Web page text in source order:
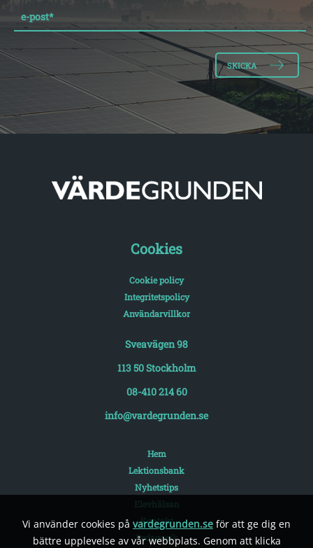
Vi använder cookies på vardegrunden.se för att ge dig en
bättre upplevelse av vår webbplats. Genom att klicka
e-post*
Cookies
Cookie policy
Integritetspolicy
Användarvillkor
Sveavägen 98
113 50 Stockholm
08-410 214 60
info@vardegrunden.se
Hem
Lektionsbank
Nyhetstips
Kontakt
Pedagogik